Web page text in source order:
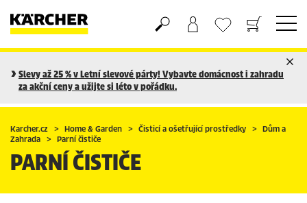
Slevy až 25 % v Letní slevové párty! Vybavte domácnost i zahradu
za akční ceny a užijte si léto v pořádku.
Karcher.cz Home & Garden Čisticí a ošetřující prostředky
Dům a
Zahrada
Parní čističe
PARNÍ ČISTIČE